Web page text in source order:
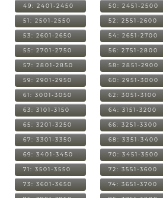
49: 2401-2450 50: 2451-2500
51: 2501-2550 52: 2551-2600
53: 2601-2650 54: 2651-2700
55: 2701-2750 56: 2751-2800
57: 2801-2850 58: 2851-2900
59: 2901-2950 60: 2951-3000
61: 3001-3050 62: 3051-3100
63: 3101-3150 64: 3151-3200
65: 3201-3250 66: 3251-3300
67: 3301-3350 68: 3351-3400
69: 3401-3450 70: 3451-3500
71: 3501-3550 72: 3551-3600
73: 3601-3650 74: 3651-3700